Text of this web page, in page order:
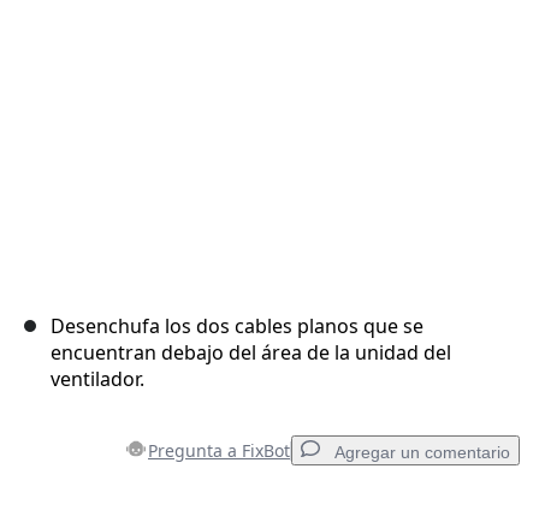
Desenchufa los dos cables planos que se
encuentran debajo del área de la unidad del
ventilador.
Pregunta a FixBot Agregar un comentario